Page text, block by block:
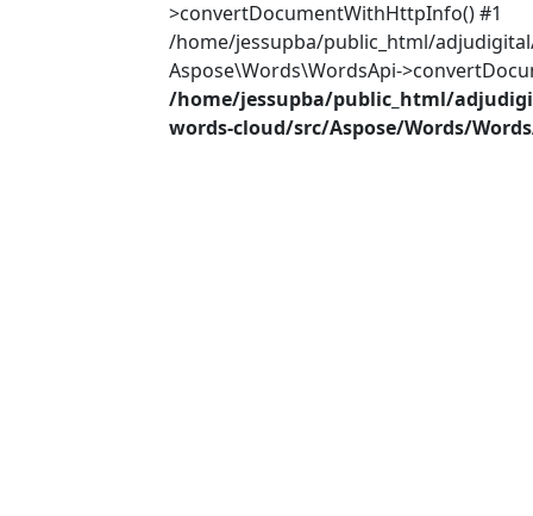
>convertDocumentWithHttpInfo() #1
/home/jessupba/public_html/
Aspose\Words\WordsApi-
/home/jessupba/public_html/
words-cloud/src/Aspose/Words/